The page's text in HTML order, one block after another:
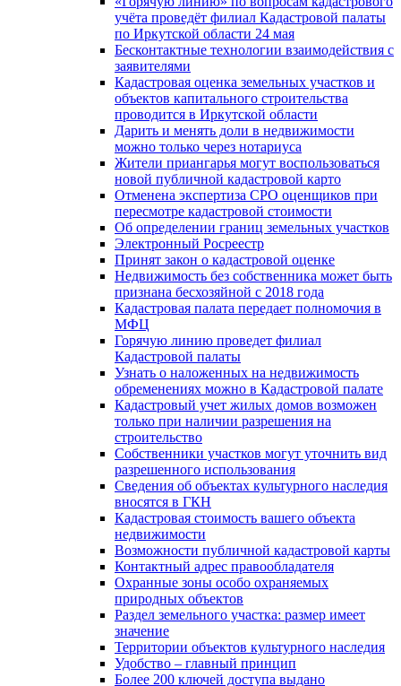
учёта проведёт филиал Кадастровой палаты
по Иркутской области 24 мая
Бесконтактные технологии взаимодействия с
заявителями
Кадастровая оценка земельных участков и
объектов капитального строительства
проводится в Иркутской области
Дарить и менять доли в недвижимости
можно только через нотариуса
Жители приангарья могут воспользоваться
новой публичной кадастровой карто
Отменена экспертиза СРО оценщиков при
пересмотре кадастровой стоимости
Об определении границ земельных участков
Электронный Росреестр
Принят закон о кадастровой оценке
Недвижимость без собственника может быть
признана бесхозяйной с 2018 года
Кадастровая палата передает полномочия в
МФЦ
Горячую линию проведет филиал
Кадастровой палаты
Узнать о наложенных на недвижимость
обременениях можно в Кадастровой палате
Кадастровый учет жилых домов возможен
только при наличии разрешения на
строительство
Собственники участков могут уточнить вид
разрешенного использования
Сведения об объектах культурного наследия
вносятся в ГКН
Кадастровая стоимость вашего объекта
недвижимости
Возможности публичной кадастровой карты
Контактный адрес правообладателя
Охранные зоны особо охраняемых
природных объектов
Раздел земельного участка: размер имеет
значение
Территории объектов культурного наследия
Удобство – главный принцип
Более 200 ключей доступа выдано